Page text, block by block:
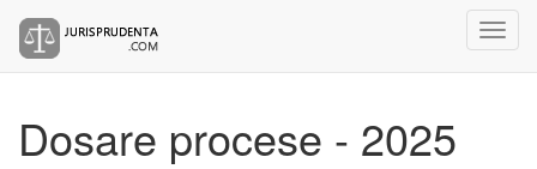
Dosare procese - 2025